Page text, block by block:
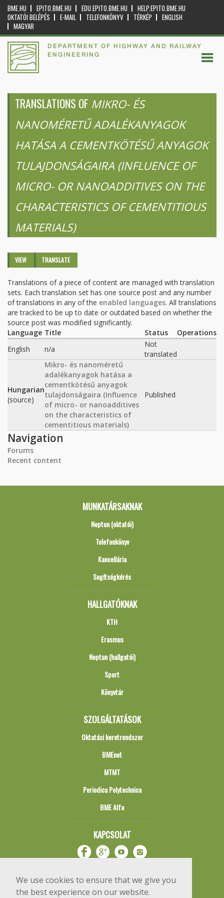
We use cookies to ensure that we give you
the best experience on our website.
BME.HU EPITO.BME.HU EDU.EPITO.BME.HU
HELP.EPITO.BME.HU
OKTATÓI BELÉPÉS
E-MAIL TELEFONKÖNYV TÉRKÉP
ENGLISH
MAGYAR
DEPARTMENT OF HIGHWAY AND RAILWAY
ENGINEERING
TRANSLATIONS OF MIKRO- ÉS
NANOMÉRETŰ ADALÉKANYAGOK
HATÁSA A CEMENTKÖTÉSŰ ANYAGOK
TULAJDONSÁGAIRA (INFLUENCE OF
MICRO- OR NANOADDITIVES ON THE
CHARACTERISTICS OF CEMENTITIOUS
MATERIALS)
Primary tabs
VIEW TRANSLATE
Translations of a piece of content are managed with translation
sets. Each translation set has one source post and any number
of translations in any of the enabled languages. All translations
are tracked to be up to date or outdated based on whether the
source post was modified significantly.
Language Title Status
Operations
English
n/a
Not
translated
Hungarian
(source)
Mikro- és nanoméretű
adalékanyagok hatása a
cementkötésű anyagok
tulajdonságaira (Influence
of micro- or nanoadditives
on the characteristics of
cementitious materials)
Published
Navigation
Forums
Recent content
MUNKATÁRSAKNAK
Neptun (oktatói)
Telefonkönyv
Kancellária
Segítségkérés
HALLGATÓKNAK
KTH
Erasmus
Neptun (hallgatói)
Sport
Könyvtár
SZOLGÁLTATÁSOK
Oktatási keretrendszer
BMEnet
MTMT
Periodica Polytechnica
BME Alfa
KAPCSOLAT